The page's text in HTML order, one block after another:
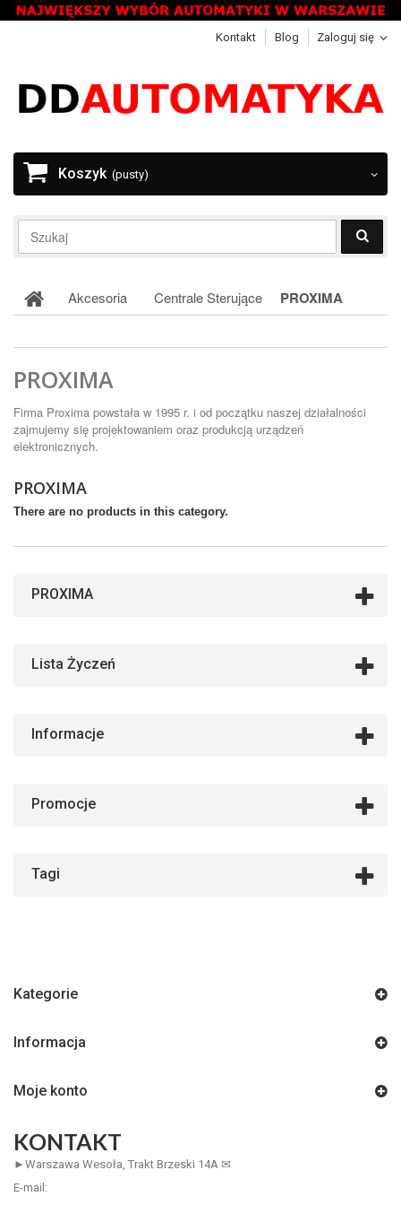
Zaloguj się
Kontakt Blog
Koszyk (pusty)
Akcesoria Centrale Sterujące PROXIMA
PROXIMA
Firma Proxima powstała w 1995 r. i od początku naszej działalności
zajmujemy się projektowaniem oraz produkcją urządzeń
elektronicznych.
PROXIMA
There are no products in this category.
PROXIMA
Lista Życzeń
Informacje
Promocje
Tagi
Kategorie
Informacja
Moje konto
KONTAKT
►Warszawa Wesoła, Trakt Brzeski 14A ✉
E-mail: